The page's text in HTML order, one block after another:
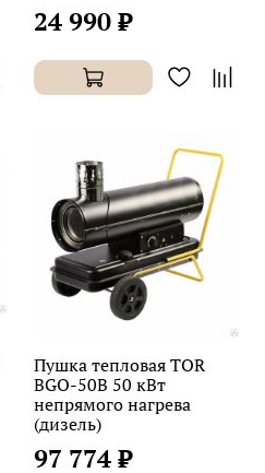
24 990 ₽
Пушка тепловая TOR
BGO-50B 50 кВт
непрямого нагрева
(дизель)
97 774 ₽